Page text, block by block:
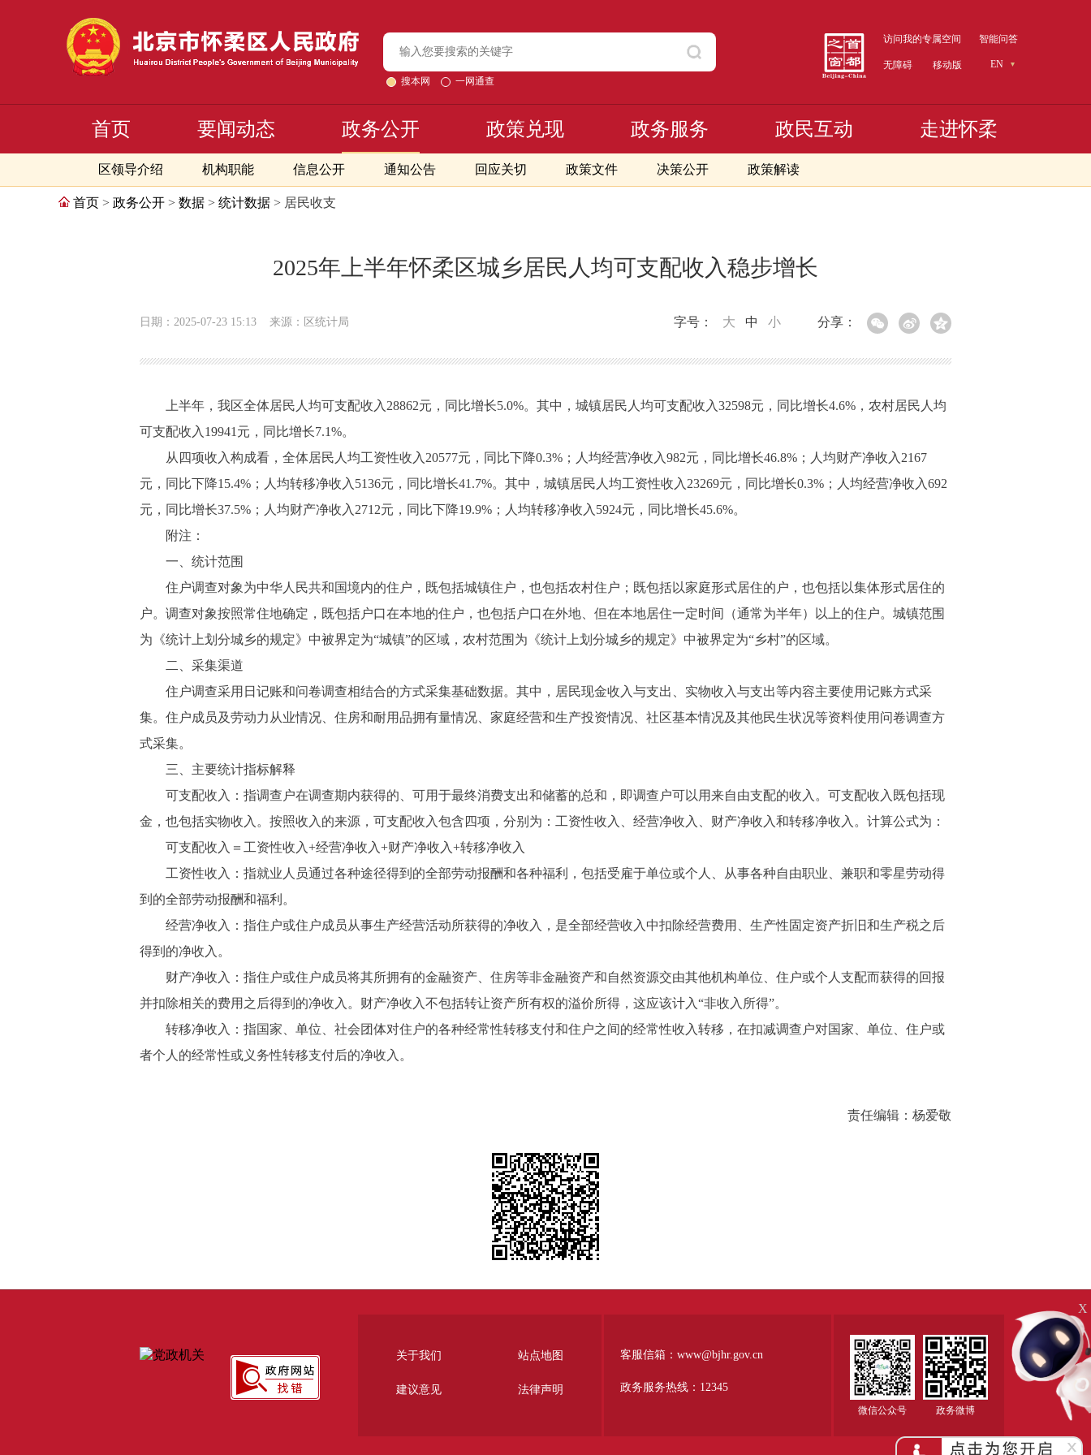
搜本网 一网通查
访问我的专属空间 智能问答
无障碍 移动版 EN
首页 要闻动态 政务公开
区领导介绍 机构职能 信息公开 通知公告 回应关切 政策文件 决策公开 政策解读
政策兑现 政务服务 政民互动 走进怀柔
首页 > 政务公开 > 数据 > 统计数据 > 居民收支
2025年上半年怀柔区城乡居民人均可支配收入稳步增长
日期：2025-07-23 15:13 来源：区统计局 分享：
字号： 大 中 小
上半年，我区全体居民人均可支配收入28862元，同比增长5.0%。其中，城镇居民人均可支配收入32598元，同比增长4.6%，农村居民人均
可支配收入19941元，同比增长7.1%。
从四项收入构成看，全体居民人均工资性收入20577元，同比下降0.3%；人均经营净收入982元，同比增长46.8%；人均财产净收入2167
元，同比下降15.4%；人均转移净收入5136元，同比增长41.7%。其中，城镇居民人均工资性收入23269元，同比增长0.3%；人均经营净收入692
元，同比增长37.5%；人均财产净收入2712元，同比下降19.9%；人均转移净收入5924元，同比增长45.6%。
附注：
一、统计范围
住户调查对象为中华人民共和国境内的住户，既包括城镇住户，也包括农村住户；既包括以家庭形式居住的户，也包括以集体形式居住的
户。调查对象按照常住地确定，既包括户口在本地的住户，也包括户口在外地、但在本地居住一定时间（通常为半年）以上的住户。城镇范围
为《统计上划分城乡的规定》中被界定为“城镇”的区域，农村范围为《统计上划分城乡的规定》中被界定为“乡村”的区域。
二、采集渠道
住户调查采用日记账和问卷调查相结合的方式采集基础数据。其中，居民现金收入与支出、实物收入与支出等内容主要使用记账方式采
集。住户成员及劳动力从业情况、住房和耐用品拥有量情况、家庭经营和生产投资情况、社区基本情况及其他民生状况等资料使用问卷调查方
式采集。
三、主要统计指标解释
可支配收入：指调查户在调查期内获得的、可用于最终消费支出和储蓄的总和，即调查户可以用来自由支配的收入。可支配收入既包括现
金，也包括实物收入。按照收入的来源，可支配收入包含四项，分别为：工资性收入、经营净收入、财产净收入和转移净收入。计算公式为：
可支配收入＝工资性收入+经营净收入+财产净收入+转移净收入
工资性收入：指就业人员通过各种途径得到的全部劳动报酬和各种福利，包括受雇于单位或个人、从事各种自由职业、兼职和零星劳动得
到的全部劳动报酬和福利。
经营净收入：指住户或住户成员从事生产经营活动所获得的净收入，是全部经营收入中扣除经营费用、生产性固定资产折旧和生产税之后
得到的净收入。
财产净收入：指住户或住户成员将其所拥有的金融资产、住房等非金融资产和自然资源交由其他机构单位、住户或个人支配而获得的回报
并扣除相关的费用之后得到的净收入。财产净收入不包括转让资产所有权的溢价所得，这应该计入“非收入所得”。
转移净收入：指国家、单位、社会团体对住户的各种经常性转移支付和住户之间的经常性收入转移，在扣减调查户对国家、单位、住户或
者个人的经常性或义务性转移支付后的净收入。
责任编辑：杨爱敬
关于我们 站点地图
建议意见 法律声明
客服信箱：www@bjhr.gov.cn
政务服务热线：12345
微信公众号 政务微博
X